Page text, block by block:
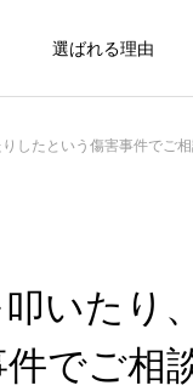
選ばれる理由
少年はクラブ活動の中学最後の大会を控えてお
いたり
でご相